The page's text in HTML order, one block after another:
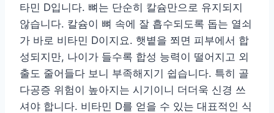
타민 D입니다. 뼈는 단순히 칼슘만으로 유지되지
않습니다. 칼슘이 뼈 속에 잘 흡수되도록 돕는 열쇠
가 바로 비타민 D이지요. 햇볕을 쬐면 피부에서 합
성되지만, 나이가 들수록 합성 능력이 떨어지고 외
출도 줄어들다 보니 부족해지기 쉽습니다. 특히 골
다공증 위험이 높아지는 시기이니 더더욱 신경 쓰
셔야 합니다. 비타민 D를 얻을 수 있는 대표적인 식